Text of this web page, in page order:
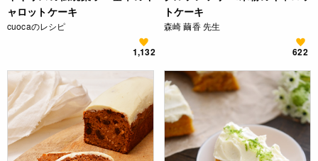
ャロットケーキ
cuocaのレシピ
1,132
トケーキ
森崎 繭香 先生
622